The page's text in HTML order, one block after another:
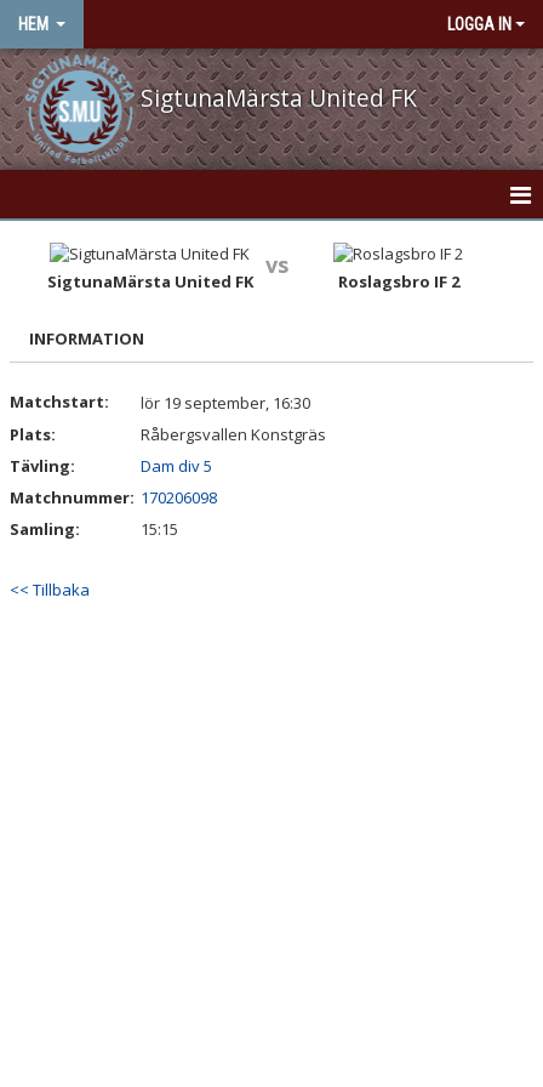
HEM LOGGA IN
SigtunaMärsta United FK
NYHETER
OM KLUBBEN
KONTAKT
KALENDER
SigtunaMärsta United FK
vs
Roslagsbro IF 2
INFORMATION
Matchstart:
lör 19 september, 16:30
Plats:
Råbergsvallen Konstgräs
Tävling:
Dam div 5
Matchnummer: 170206098
Samling:
15:15
<< Tillbaka